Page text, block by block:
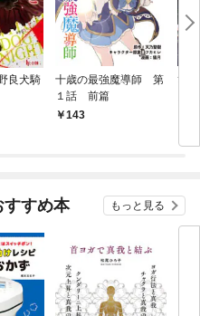
良犬騎
十歳の最強魔導師 第
１話 前篇
143
ひ
すすめ本 もっと見る